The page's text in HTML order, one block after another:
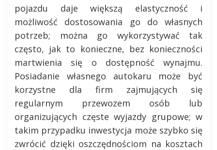
pojazdu daje większą elastyczność i
możliwość dostosowania go do własnych
potrzeb; można go wykorzystywać tak
często, jak to konieczne, bez konieczności
martwienia się o dostępność wynajmu.
Posiadanie własnego autokaru może być
korzystne dla firm zajmujących się
regularnym przewozem osób lub
organizujących częste wyjazdy grupowe; w
takim przypadku inwestycja może szybko się
zwrócić dzięki oszczędnościom na kosztach